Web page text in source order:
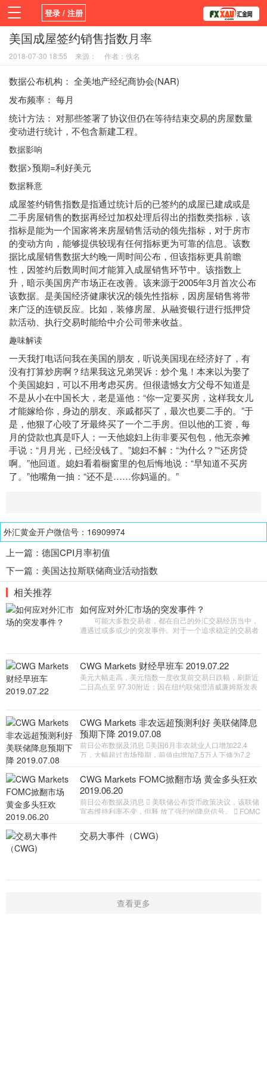
登录 / 注册
首页 新闻 观点
平台
指标EA 书籍
美国成屋签约销售指数月率
2018-07-30 18:55 来源： 作者：佚名
数据公布机构： 全美地产经纪商协会(NAR)
发布频率： 每月
统计方法： 对那些签署了协议但仍在等待结束交易的房屋数量
变动进行统计，不包含新建工程。
数据影响
数据>预期=利好美元
数据释意
成屋签约销售指数是指通过统计后的已签约的成屋已建成或是
二手房屋销售的数据再经过加权处理后得出的指数类指标，该
指标是能为一个国家将来房屋销售活动的领先指标，对于房市
的变动方向，能够提供较现有任何指标更为可靠的信息。该数
据比成屋销售数据大约晚一周时间公布，但该指标更具前瞻
性，因签约后数周时间才能算入成屋销售环节中。该指数上
升，暗示美国房产市场正在改善。该来源于2005年3月首次公布
该数据。是美国经济健康状况的领先性指标，因房屋销售将带
来广泛的连锁反应。比如，装修房屋、从融资银行进行抵押贷
款活动、执行交易时能给中介公司带来收益。
趣味解读
一天我打电话问我在美国的朋友，听说美国现在经济好了，有
没有打算炒房啊？结果我这兄弟哭诉：炒个鬼！本来以为娶了
个美国媳妇，可以不用考虑买房。但很遗憾女方父母不知道是
不是从小在中国长大，老是逼他：“你一定要买房，这样我女儿
才能嫁给你，身边的朋友、亲戚都买了，最次也要二手的。”于
是，他狠了心咬了牙最终买了一个二手房。但以他的工资，每
月的贷款也真是吓人；一天他媳妇上街非要买包包，他无奈摊
手说：“月月光，已经没钱了。”媳妇不解：“为什么？”“还房贷
啊。”他回道。媳妇看着橱窗里的包后悔地说：“早知道不买房
了。”他嘴角一抽：“还不是……你妈逼的。”
外汇黄金开户微信号：16909974
上一篇： 德国CPI月率初值
下一篇： 美国达拉斯联储商业活动指数
相关推荐
如何应对外汇市场的突发事件？
可能大多数交易者，都在自己的外汇交易经历当中，
遭遇过或多或少的突发事件。对于一个追求稳定的交易者
CWG Markets 财经早班车 2019.07.22
美元大幅走高，美元指数一度收复前交易日跌幅，刷新近
二日高点至 97.30附近；因在纽约联储澄清威廉姆斯发表
接下来的议息会议中降息25个基点， 并不认为美联储进
入“降息周期”。  美联储罗森格伦：在经济运行良好之
际，不需要降息，预防 式降息并不是无成本的，并警告金
融稳定的风险。  美联储7月降息25个基点至2.00%-2.25
CWG Markets 非农远超预测利好 美联储降息
预期下降 2019.07.08
前日公布数据及消息 美国6月非农就业人口增加22.4
万，大幅超过市场预期，前值由增加7.5万人下修为7.2
朗普连发推特仍不忘敦促美联储降息，称美联储降息将有
助于经济。 美联储7月降息25个基点至2.00%-2.25%的
概率由74.5%上升至91%，降息50个基点的概率由25.6%
下降至9%。 美联储主席鲍威尔本周周三和周四在国会证
词，市场正在寻找有关下次降息时机和速度的线索。 国
CWG Markets FOMC掀翻市场 黄金多头狂欢
2019.06.20
前日公布数据及消息  美联储公布货币政策决议，该联储
宣布维持利率不变，但释 放了强烈的降息信号。  FOMC
些时候政策“转向”的一个关键部分，向市场发出了 一个更
为温和的利率政策信号。  美联储利率决议出炉之后，美
交易大事件（CWG)
查看更多